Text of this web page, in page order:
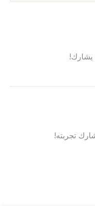
يشارك!
تجربته!